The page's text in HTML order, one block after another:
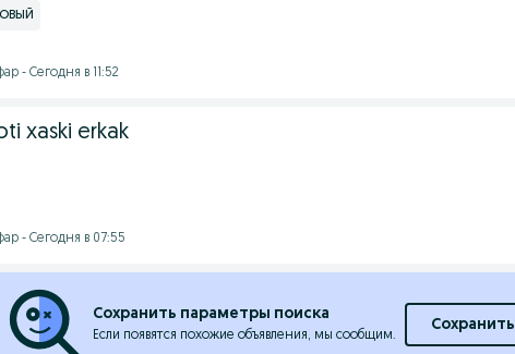
- Сегодня в 11:52
xaski erkak
- Сегодня в 07:55
Сохранить параметры поиска
Если появятся похожие объявления, мы сообщим.
Сохранить